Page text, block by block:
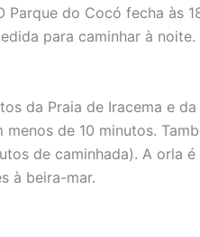
do Cocó fecha às
para caminhar à noite.
da Praia de Iracema e
de 10 minutos.
de caminhada). A orla
à beira-mar.